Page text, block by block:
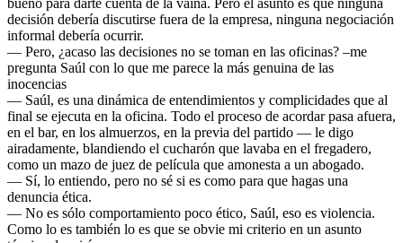
decisión debería discutirse fuera de la empresa, ninguna negociación
informal debería ocurrir.
— Pero, ¿acaso las decisiones no se toman en las oficinas? –me
pregunta Saúl con lo que me parece la más genuina de las
inocencias
— Saúl, es una dinámica de entendimientos y complicidades que al
final se ejecuta en la oficina. Todo el proceso de acordar pasa afuera,
en el bar, en los almuerzos, en la previa del partido — le digo
airadamente, blandiendo el cucharón que lavaba en el fregadero,
como un mazo de juez de película que amonesta a un abogado.
— Sí, lo entiendo, pero no sé si es como para que hagas una
denuncia ética.
— No es sólo comportamiento poco ético, Saúl, eso es violencia.
Como lo es también lo es que se obvie mi criterio en un asunto